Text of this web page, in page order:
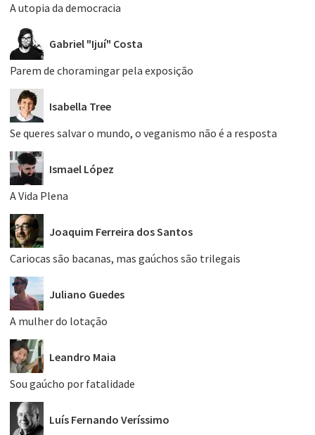
A utopia da democracia
Gabriel "Ijuí" Costa
Parem de choramingar pela exposição
Isabella Tree
Se queres salvar o mundo, o veganismo não é a resposta
Ismael López
A Vida Plena
Joaquim Ferreira dos Santos
Cariocas são bacanas, mas gaúchos são trilegais
Juliano Guedes
A mulher do lotação
Leandro Maia
Sou gaúcho por fatalidade
Luís Fernando Veríssimo